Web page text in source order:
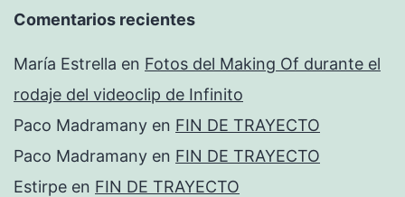
Comentarios recientes
María Estrella en Fotos del Making Of durante el
rodaje del videoclip de Infinito
Paco Madramany en FIN DE TRAYECTO
Paco Madramany en FIN DE TRAYECTO
Estirpe en FIN DE TRAYECTO